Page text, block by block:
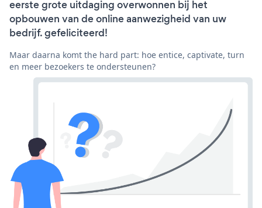
eerste grote uitdaging overwonnen bij het
opbouwen van de online aanwezigheid van uw
bedrijf. gefeliciteerd!
Maar daarna komt the hard part: hoe entice, captivate, turn
en meer bezoekers te ondersteunen?